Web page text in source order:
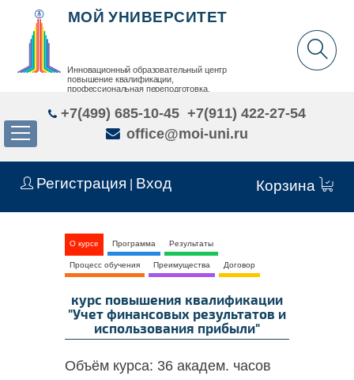
Регистрация Вход Корзина
МОЙ УНИВЕРСИТЕТ
Инновационный образовательный центр
повышение квалификации,
профессиональная переподготовка,
+7(499) 685-10-45 +7(911) 422-27-54
office@moi-uni.ru
О курсе Программа Результаты
Процесс обучения Преимущества Договор
курс повышения квалификации
"Учет финансовых результатов и
использования прибыли"
Объём курса: 36 академ. часов